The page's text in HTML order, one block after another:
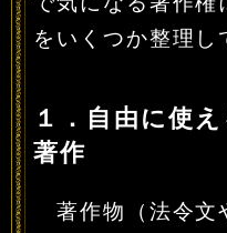
をいくつか整理し
１．自由に使
著作
著作物（法令文